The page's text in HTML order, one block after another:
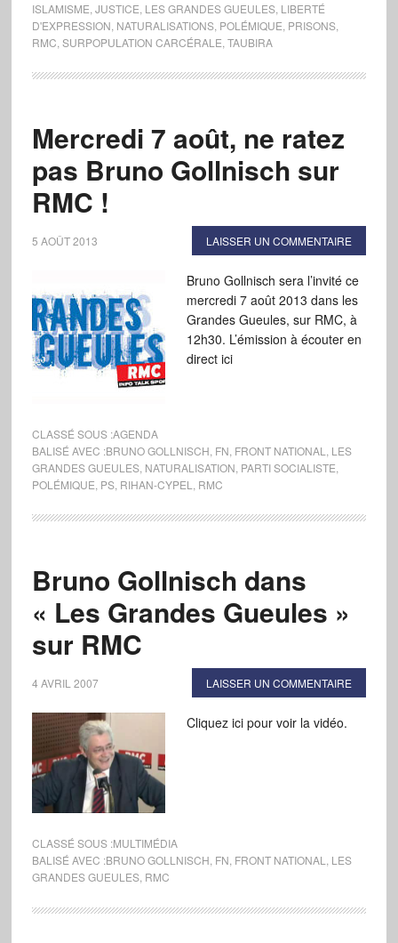
ISLAMISME JUSTICE LES GRANDES GUEULES, LIBERTÉ
D'EXPRESSION NATURALISATIONS, POLÉMIQUE PRISONS,
RMC SURPOPULATION CARCÉRALE TAUBIRA
Mercredi 7 août, ne ratez
pas Bruno Gollnisch sur
RMC !
5 AOÛT 2013 LAISSER UN COMMENTAIRE
Bruno Gollnisch sera l’invité ce
mercredi 7 août 2013 dans les
Grandes Gueules, sur RMC, à
12h30. L’émission à écouter en
direct ici
CLASSÉ SOUS :AGENDA
BALISÉ AVEC :BRUNO GOLLNISCH FN FRONT NATIONAL
LES
GRANDES GUEULES, NATURALISATION PARTI SOCIALISTE
POLÉMIQUE PS, RIHAN-CYPEL RMC
Bruno Gollnisch dans
« Les Grandes Gueules »
sur RMC
4 AVRIL 2007 LAISSER UN COMMENTAIRE
Cliquez ici pour voir la vidéo.
CLASSÉ SOUS :MULTIMÉDIA
BALISÉ AVEC :BRUNO GOLLNISCH FN FRONT NATIONAL
LES
GRANDES GUEULES, RMC